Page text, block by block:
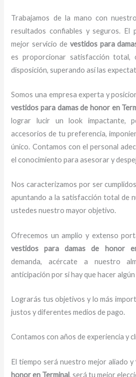
Trabajamos de la mano con
resultados confiables y seguros. El
mejor servicio de vestidos para
es proporcionar satisfacción total,
disposición, superando así las
Somos una empresa experta y
vestidos para damas de honor en
lograr lucir un look impactante,
accesorios de tu preferencia,
único. Contamos con el personal
el conocimiento para asesorar y
Nos caracterizamos por ser
apuntando a la satisfacción total de
ustedes nuestro mayor objetivo.
Ofrecemos un amplio y extenso
vestidos para damas de honor
demanda, acércate a nuestro
anticipación por si hay que hacer
Lograrás tus objetivos y lo más
justos y diferentes medios de pago.
Contamos con años de experiencia y
El tiempo será nuestro mejor aliado y
honoren Terminal, será tu mejor